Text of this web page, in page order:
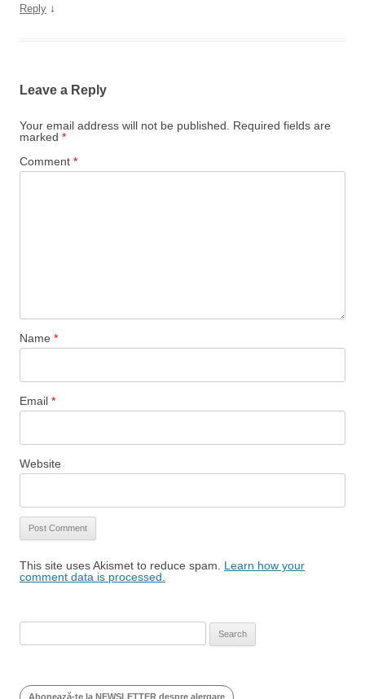
Reply ↓
Leave a Reply
Your email address will not be published.
Required fields are
marked *
Comment *
Name *
Email *
Website
This site uses Akismet to reduce spam. Learn how your
comment data is processed.
Abonează-te la NEWSLETTER despre alergare